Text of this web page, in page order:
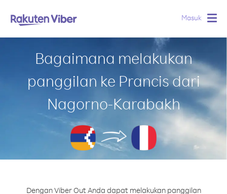
Masuk
Bagaimana melakukan
panggilan ke Prancis dari
Nagorno-Karabakh
Dengan Viber Out Anda dapat melakukan panggilan